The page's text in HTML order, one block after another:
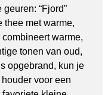
“Fjord”
thee met warme,
combineert warme,
tonen van oud,
opgebrand, kun je
voor een